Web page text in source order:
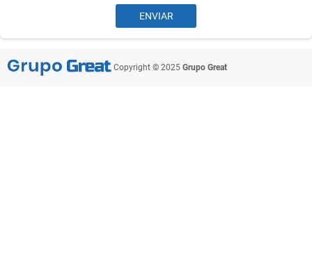
Copyright © 2025 Grupo Great